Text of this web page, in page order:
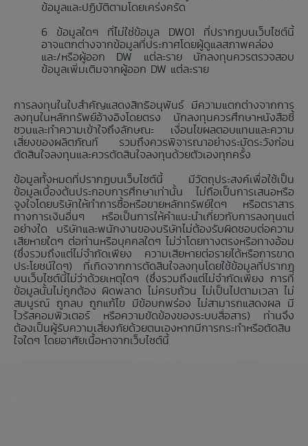
ข้อมูลและปฏิบัติตามโดยเคร่งครัด
ข้อมูลใดๆ ที่ไม่ใช่ข้อมูล DW01 ที่ปรากฏบนเว็บไซต์นี้
อาจแตกต่างจากข้อมูลที่ประกาศโดยผู้ดูแลสภาพคล่อง
และ/หรือผู้ออก DW แต่ละราย นักลงทุนควรตรวจสอบ
ข้อมูลเพิ่มเติมจากผู้ออก DW แต่ละราย
การลงทุนในใบสำคัญแสดงสิทธิอนุพันธ์ มีความแตกต่างจากการ
ลงทุนในหลักทรัพย์อ้างอิงโดยตรง นักลงทุนควรศึกษาหนังสือชี้
ชวนและทำความเข้าใจถึงลักษณะ เงื่อนไขผลตอบแทนและความ
เสี่ยงของผลิตภัณฑ์ รวมถึงควรพิจารณาอย่างระมัดระวังก่อน
ตัดสินใจลงทุนและควรตัดสินใจลงทุนด้วยตัวเองทุกครั้ง
ข้อมูลทั้งหมดที่ปรากฏบนเว็บไซต์นี้ มีวัตถุประสงค์เพื่อใช้เป็น
ข้อมูลเบื้องต้นประกอบการศึกษาเท่านั้น ไม่ถือเป็นการเสนอหรือ
จูงใจโดยบริษัทให้ทำการซื้อหรือขายหลักทรัพย์ใดๆ หรือตราสาร
ทางการเงินอื่นๆ หรือเป็นการให้คำแนะนำเกี่ยวกับการลงทุนแต่
อย่างใด บริษัทและพนักงานของบริษัทไม่ต้องรับผิดชอบต่อความ
เสียหายใดๆ ต่อท่านหรือบุคคลใดๆ ไม่ว่าโดยทางตรงหรือทางอ้อม
(ซึ่งรวมถึงแต่ไม่จำกัดเพียง ความเสียหายต่อรายได้หรือการขาด
ประโยชน์ใดๆ) ที่เกิดจากการตัดสินใจลงทุนโดยใช้ข้อมูลที่ปรากฏ
บนเว็บไซต์นี้ไม่ว่าด้วยเหตุใดๆ (ซึ่งรวมถึงแต่ไม่จำกัดเพียง การที่
ข้อมูลนั้นไม่ถูกต้อง ผิดพลาด ไม่ครบถ้วน ไม่เป็นไปตามเวลา ไม่
สมบูรณ์ ถูกลบ ถูกแก้ไข มีข้อบกพร่อง ไม่สามารถแสดงผล มี
ไวรัสคอมพิวเตอร์ หรือความขัดข้องของระบบสื่อสาร) ท่านจึง
ต้องเป็นผู้รับความเสี่ยงภัยด้วยตนเองหากมีการกระทำหรือตัดสิน
ใจใดๆ โดยอาศัยเนื้อหาจากเว็บไซต์นี้